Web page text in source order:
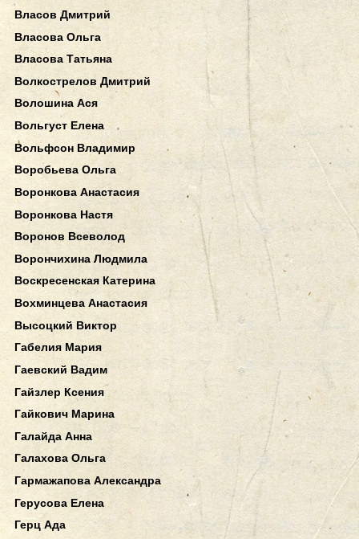
Власов Дмитрий
Власова Ольга
Власова Татьяна
Волкострелов Дмитрий
Волошина Ася
Вольгуст Елена
Вольфсон Владимир
Воробьева Ольга
Воронкова Анастасия
Воронкова Настя
Воронов Всеволод
Ворончихина Людмила
Воскресенская Катерина
Вохминцева Анастасия
Высоцкий Виктор
Габелия Мария
Гаевский Вадим
Гайзлер Ксения
Гайкович Марина
Галайда Анна
Галахова Ольга
Гармажапова Александра
Герусова Елена
Герц Ада